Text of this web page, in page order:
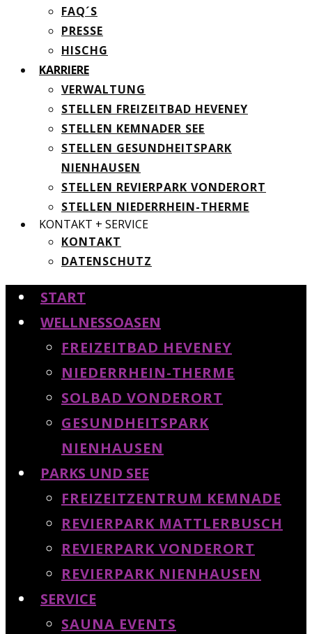
FAQ´S
PRESSE
HISCHG
KARRIERE
VERWALTUNG
STELLEN FREIZEITBAD HEVENEY
STELLEN KEMNADER SEE
STELLEN GESUNDHEITSPARK
NIENHAUSEN
STELLEN REVIERPARK VONDERORT
STELLEN NIEDERRHEIN-THERME
KONTAKT + SERVICE
KONTAKT
DATENSCHUTZ
START
WELLNESSOASEN
FREIZEITBAD HEVENEY
NIEDERRHEIN-THERME
SOLBAD VONDERORT
GESUNDHEITSPARK
NIENHAUSEN
PARKS UND SEE
FREIZEITZENTRUM KEMNADE
REVIERPARK MATTLERBUSCH
REVIERPARK VONDERORT
REVIERPARK NIENHAUSEN
SERVICE
SAUNA EVENTS